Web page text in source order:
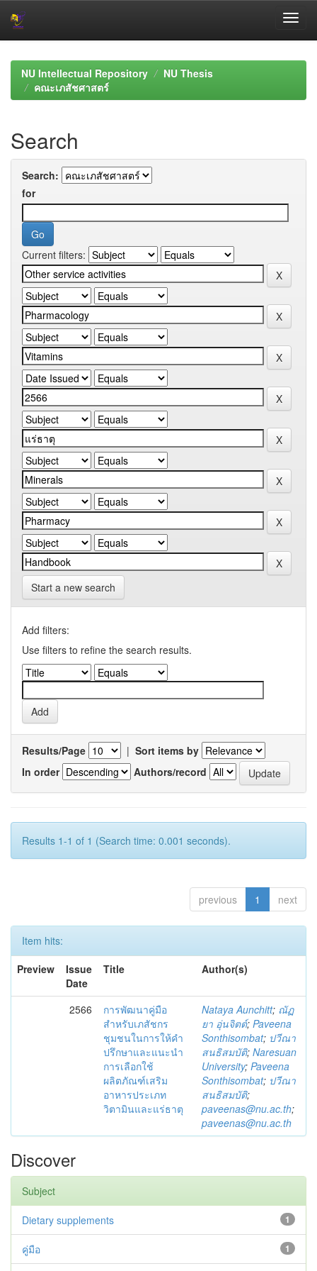
navigationNU Intellectual Repository
NU Thesis
คณะเภสัชศาสตร์
Search
Search:
for
Current filters:
Start a new search
Add filters:
Use filters to refine the search results.
Results/Page | Sort items by
In order
Authors/record
Results 1-1 of 1 (Search time: 0.001 seconds).
previous 1 next
Item hits:
Preview
Issue
Date
Title Author(s)
2566
การพัฒนาคู่มือ
สำหรับเภสัชกร
ชุมชนในการให้คำ
ปรึกษาและแนะนำ
การเลือกใช้
ผลิตภัณฑ์เสริม
อาหารประเภท
วิตามินและแร่ธาตุ
Nataya Aunchitt; ณัฏ
ยา อุ่นจิตต์; Paveena
Sonthisombat; ปวีณา
สนธิสมบัติ; Naresuan
University; Paveena
Sonthisombat; ปวีณา
สนธิสมบัติ;
paveenas@nu.ac.th;
paveenas@nu.ac.th
Discover
Subject
1
Dietary supplements
1
คู่มือ